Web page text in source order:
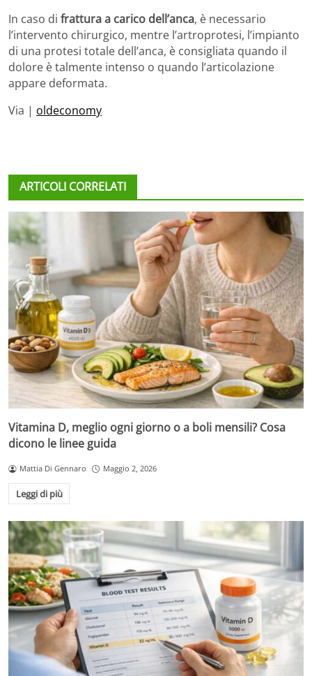
In caso di frattura a carico dell’anca, è necessario
l’intervento chirurgico, mentre l’artroprotesi, l’impianto
di una protesi totale dell’anca, è consigliata quando il
dolore è talmente intenso o quando l’articolazione
appare deformata.
Via | oldeconomy
ARTICOLI CORRELATI
Vitamina D, meglio ogni giorno o a boli mensili? Cosa
dicono le linee guida
Mattia Di Gennaro Maggio 2, 2026
Leggi di più